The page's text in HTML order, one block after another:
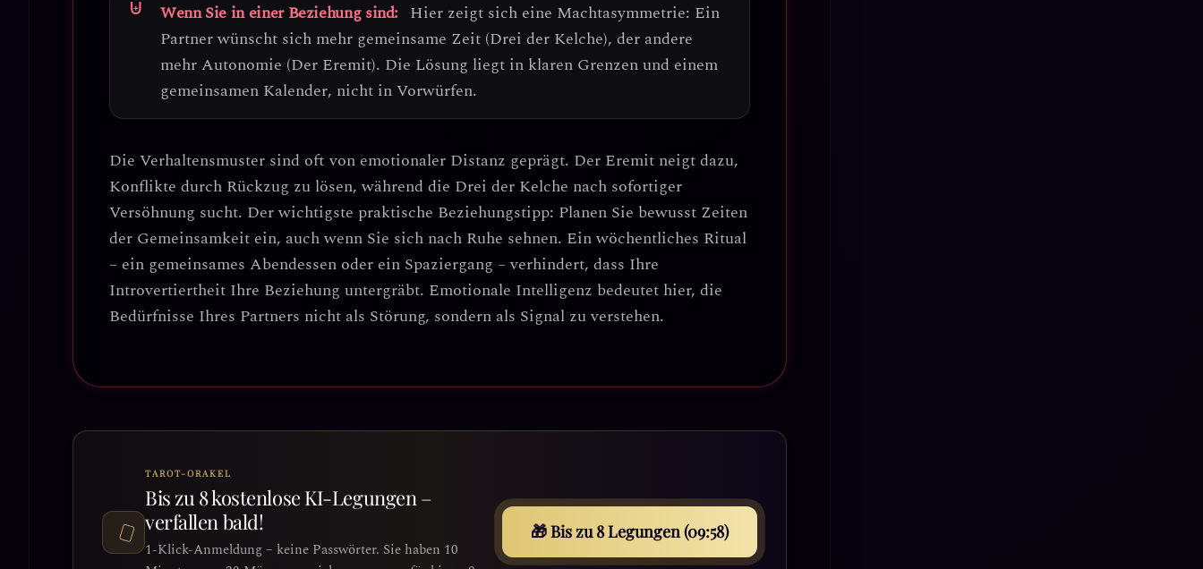
Wenn Sie in einer Beziehung sind: Hier zeigt sich eine Machtasymmetrie: Ein
Partner wünscht sich mehr gemeinsame Zeit (Drei der Kelche), der andere
mehr Autonomie (Der Eremit). Die Lösung liegt in klaren Grenzen und einem
gemeinsamen Kalender, nicht in Vorwürfen.
Die Verhaltensmuster sind oft von emotionaler Distanz geprägt. Der Eremit neigt dazu,
Konflikte durch Rückzug zu lösen, während die Drei der Kelche nach sofortiger
Versöhnung sucht. Der wichtigste praktische Beziehungstipp: Planen Sie bewusst Zeiten
der Gemeinsamkeit ein, auch wenn Sie sich nach Ruhe sehnen. Ein wöchentliches Ritual
– ein gemeinsames Abendessen oder ein Spaziergang – verhindert, dass Ihre
Introvertiertheit Ihre Beziehung untergräbt. Emotionale Intelligenz bedeutet hier, die
Bedürfnisse Ihres Partners nicht als Störung, sondern als Signal zu verstehen.
TAROT-ORAKEL
Bis zu 8 kostenlose KI-Legungen –
verfallen bald!
1-Klick-Anmeldung – keine Passwörter. Sie haben 10
🎁 Bis zu 8 Legungen (09:55)